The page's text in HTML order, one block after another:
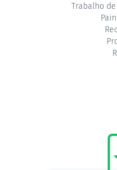
Trabalho